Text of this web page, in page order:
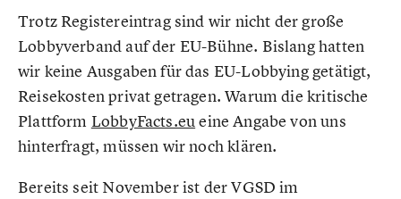
Trotz Registereintrag sind wir nicht der große
Lobbyverband auf der EU-Bühne. Bislang hatten
wir keine Ausgaben für das EU-Lobbying getätigt,
Reisekosten privat getragen. Warum die kritische
Plattform LobbyFacts.eueine Angabe von uns
hinterfragt, müssen wir noch klären.
Bereits seit November ist der VGSD im